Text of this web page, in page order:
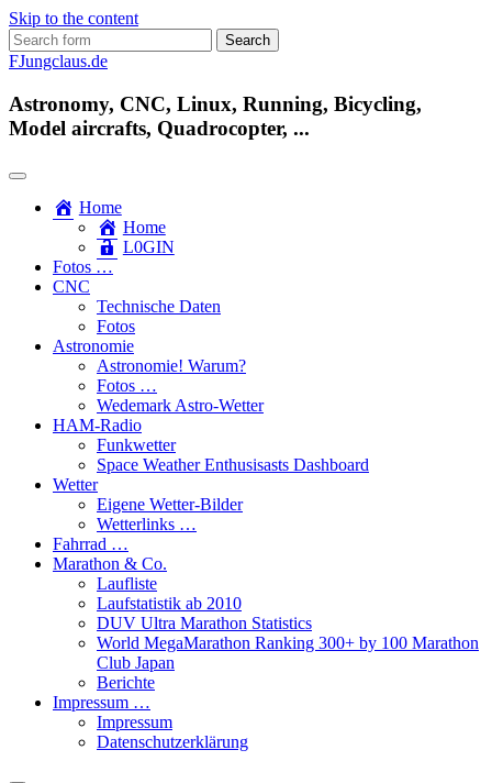
Skip to the content
Search
for:
FJungclaus.de
Astronomy, CNC, Linux, Running, Bicycling,
Model aircrafts, Quadrocopter, ...
Home
Home
L​0​​GIN
Fotos …
CNC
Technische Daten
Fotos
Astronomie
Astronomie! Warum?
Fotos …
Wedemark Astro-Wetter
HAM-Radio
Funkwetter
Space Weather Enthusisasts Dashboard
Wetter
Eigene Wetter-Bilder
Wetterlinks …
Fahrrad …
Marathon & Co.
Laufliste
Laufstatistik ab 2010
DUV Ultra Marathon Statistics
World MegaMarathon Ranking 300+ by 100 Marathon
Club Japan
Berichte
Impressum …
Impressum
Datenschutzerklärung